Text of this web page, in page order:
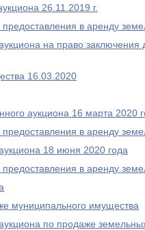
26.11.2019 г.
в аренду
на право заключения
16.03.2020
аукциона 16 марта
в аренду
18 июня 2020 года
в аренду
муниципального имущества
по продаже